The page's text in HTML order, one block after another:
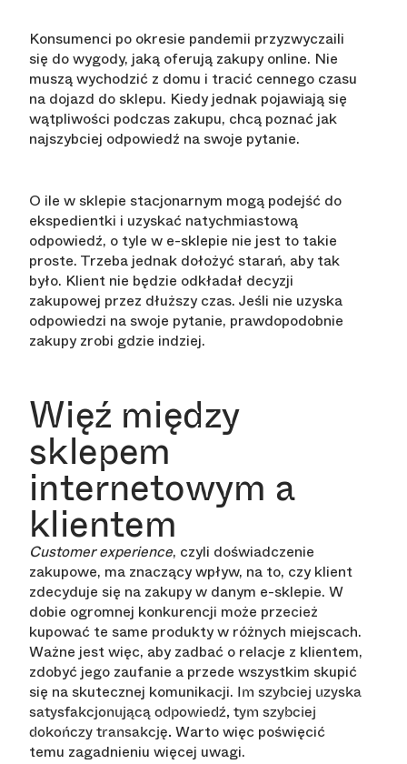
Konsumenci po okresie pandemii przyzwyczaili
się do wygody, jaką oferują zakupy online. Nie
muszą wychodzić z domu i tracić cennego czasu
na dojazd do sklepu. Kiedy jednak pojawiają się
wątpliwości podczas zakupu, chcą poznać jak
najszybciej odpowiedź na swoje pytanie.
O ile w sklepie stacjonarnym mogą podejść do
ekspedientki i uzyskać natychmiastową
odpowiedź, o tyle w e-sklepie nie jest to takie
proste. Trzeba jednak dołożyć starań, aby tak
było. Klient nie będzie odkładał decyzji
zakupowej przez dłuższy czas. Jeśli nie uzyska
odpowiedzi na swoje pytanie, prawdopodobnie
zakupy zrobi gdzie indziej.
Więź między
sklepem
internetowym a
klientem
Customer experience, czyli doświadczenie
zakupowe, ma znaczący wpływ, na to, czy klient
zdecyduje się na zakupy w danym e-sklepie. W
dobie ogromnej konkurencji może przecież
kupować te same produkty w różnych miejscach.
Ważne jest więc, aby zadbać o relacje z klientem,
zdobyć jego zaufanie a przede wszystkim skupić
się na skutecznej komunikacji. Im szybciej uzyska
satysfakcjonującą odpowiedź, tym szybciej
dokończy transakcję. Warto więc poświęcić
temu zagadnieniu więcej uwagi.